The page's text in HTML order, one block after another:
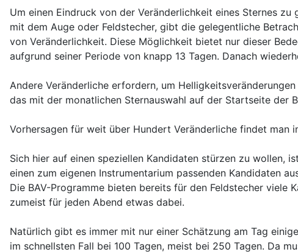
Um einen Eindruck von der Veränderlichkeit eines Sternes
mit dem Auge oder Feldstecher, gibt die gelegentliche
von Veränderlichkeit. Diese Möglichkeit bietet nur dieser
aufgrund seiner Periode von knapp 13 Tagen. Danach
Andere Veränderliche erfordern, um
das mit der monatlichen Sternauswahl auf der Startseite der
Vorhersagen für weit über Hundert Veränderliche findet man
Sich hier auf einen speziellen Kandidaten stürzen zu wollen,
einen zum eigenen Instrumentarium passenden Kandidaten
Die BAV-Programme bieten bereits für den Feldstecher
zumeist für jeden Abend etwas dabei.
Natürlich gibt es immer mit nur einer Schätzung am Tag
im schnellsten Fall bei 100 Tagen, meist bei 250 Tagen. Da